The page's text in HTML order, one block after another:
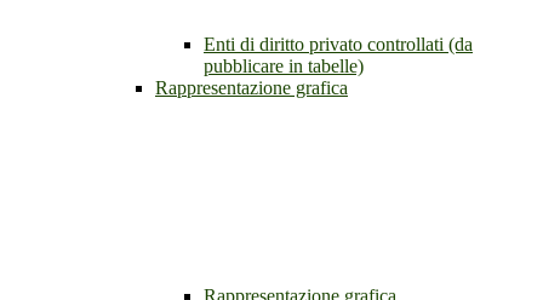
Enti di diritto privato controllati (da
pubblicare in tabelle)
Rappresentazione grafica